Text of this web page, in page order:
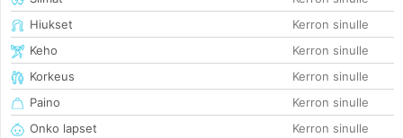
Hiukset
Kerron sinulle
Keho
Kerron sinulle
Korkeus
Kerron sinulle
Paino
Kerron sinulle
Onko lapset
Kerron sinulle